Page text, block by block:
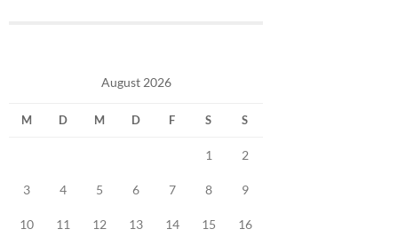
August 2026
M D M D F S S
1 2
3 4 5 6 7 8 9
10 11 12 13 14 15 16